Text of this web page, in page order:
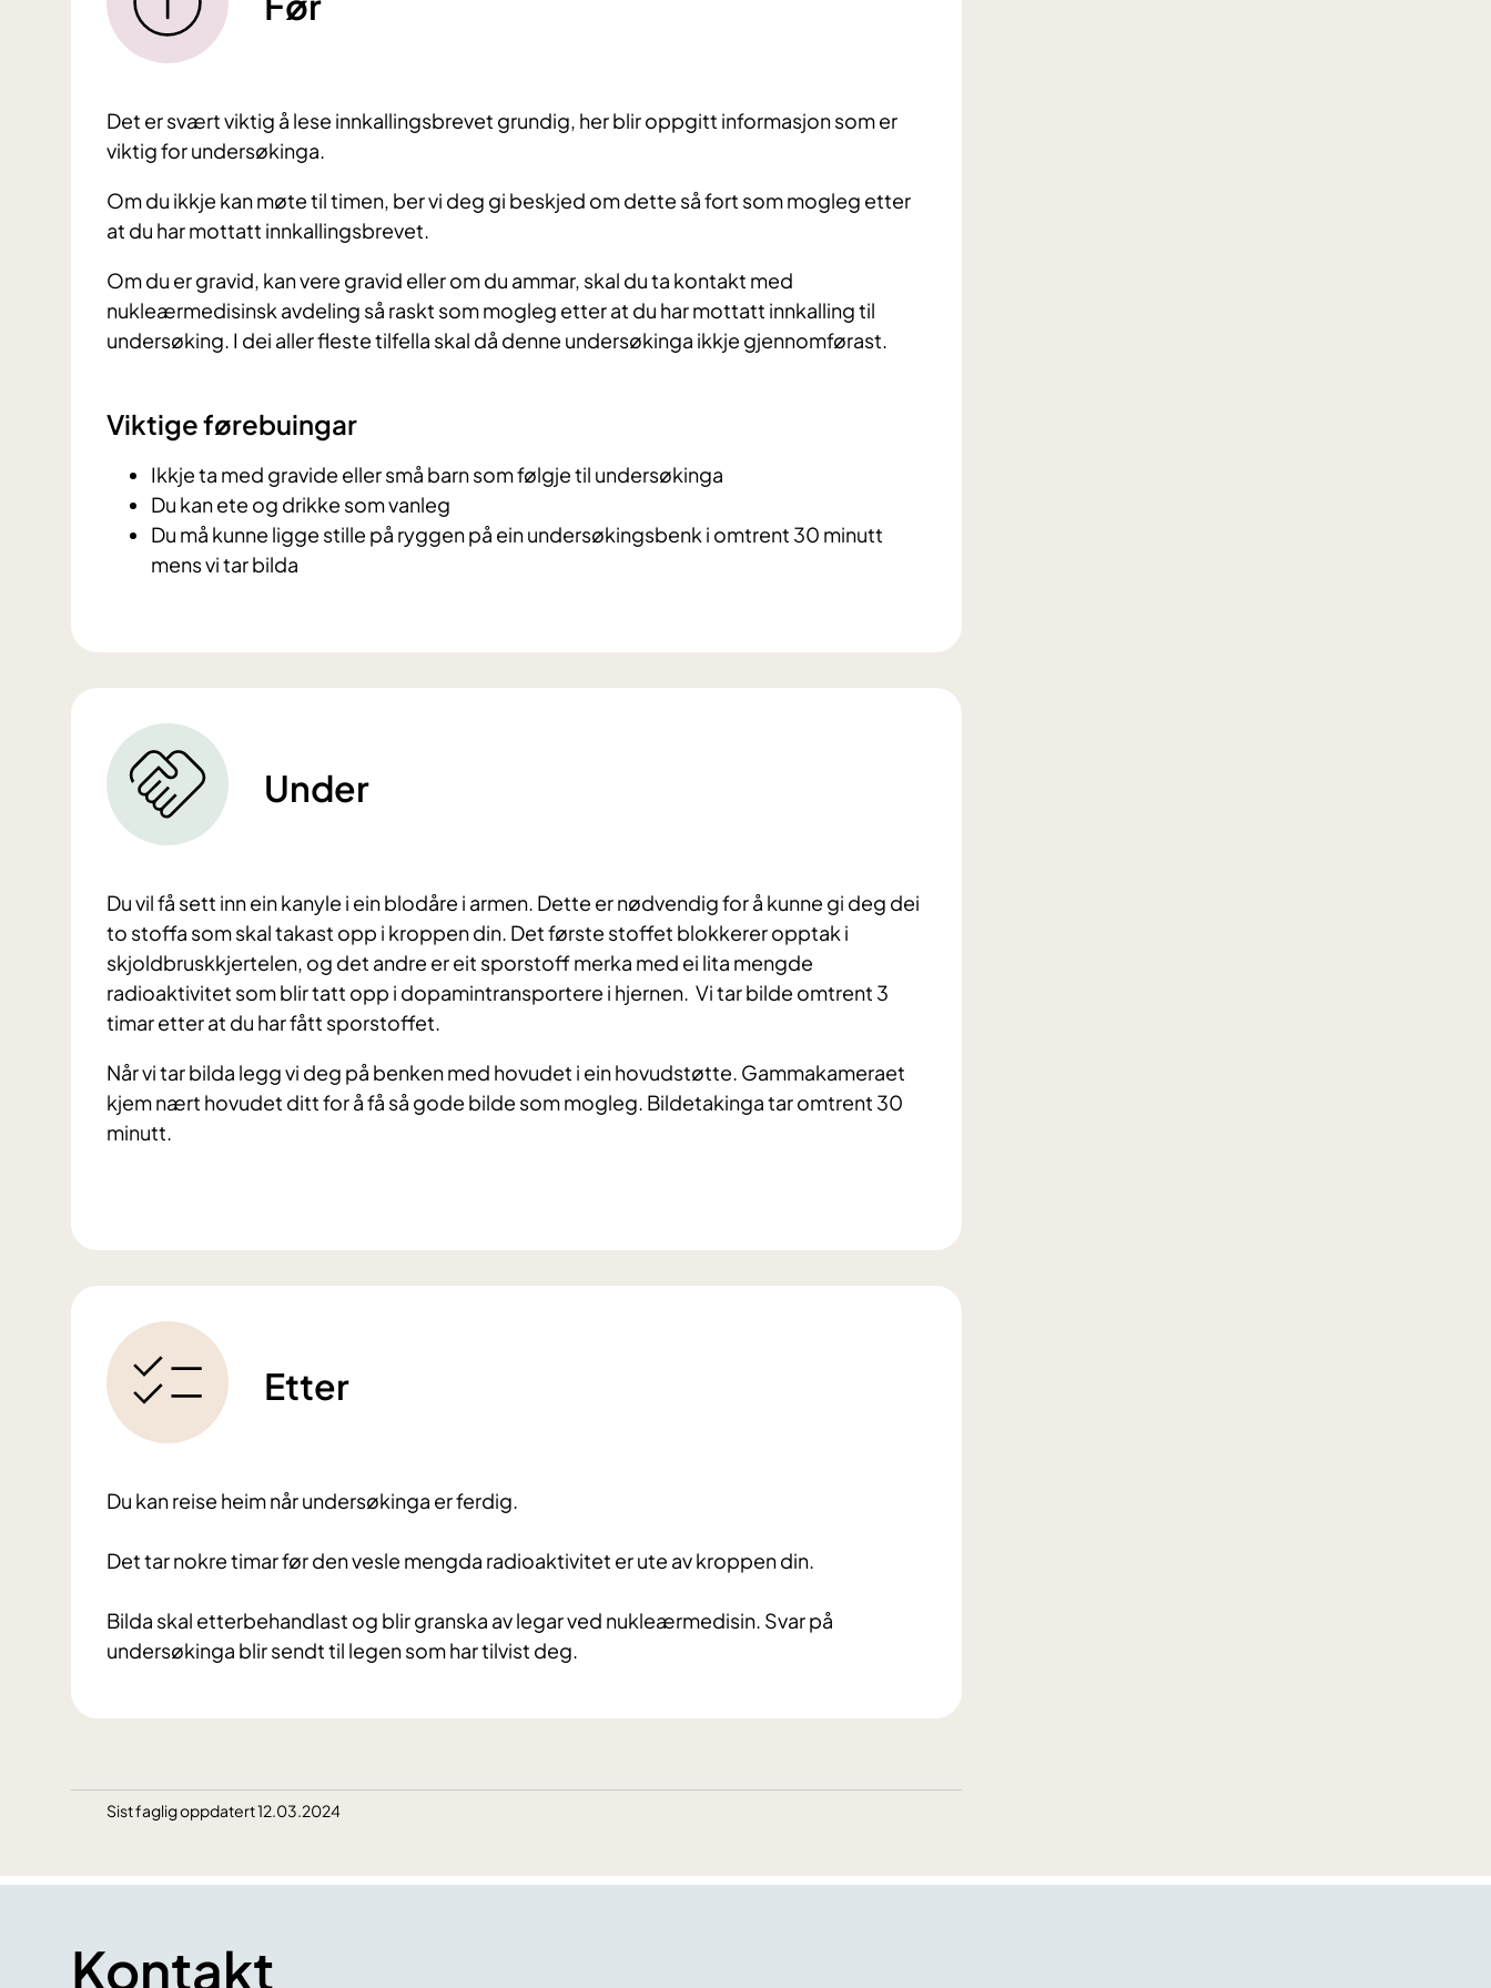
Det er svært viktig å lese innkallingsbrevet grundig, her blir oppgitt informasjon som er
viktig for undersøkinga.
Om du ikkje kan møte til timen, ber vi deg gi beskjed om dette så fort som mogleg etter
at du har mottatt innkallingsbrevet.
Om du er gravid, kan vere gravid eller om du ammar, skal du ta kontakt med
nukleærmedisinsk avdeling så raskt som mogleg etter at du har mottatt innkalling til
undersøking. I dei aller fleste tilfella skal då denne undersøkinga ikkje gjennomførast.
Viktige førebuingar
Ikkje ta med gravide eller små barn som følgje til undersøkinga
Du kan ete og drikke som vanleg
Du må kunne ligge stille på ryggen på ein undersøkingsbenk i omtrent 30 minutt
mens vi tar bilda
Under
Duvil få sett inn ein kanyle i ein blodåre i armen. Dette er nødvendig for å kunne gi deg dei
to stoffa som skal takast opp i kroppen din. Det første stoffet blokkerer opptak i
skjoldbruskkjertelen, og det andre er eit sporstoff merka med ei lita mengde
radioaktivitet som blir tatt opp i dopamintransportere i hjernen. Vi tar bilde omtrent 3
timar etter at du har fått sporstoffet.
Når vi tar bilda legg vi deg på benken med hovudet i ein hovudstøtte. Gammakameraet
kjem nært hovudet ditt for å få så gode bilde som mogleg. Bildetakinga tar omtrent 30
minutt.
Etter
Du kan reise heim når undersøkinga er ferdig.
Det tar nokre timar før den vesle mengda radioaktivitet er ute av kroppen din.
Bilda skal etterbehandlast og blir granska av legar ved nukleærmedisin. Svar på
undersøkinga blir sendt til legen som har tilvist deg.
Sist faglig oppdatert 12.03.2024
Kontakt